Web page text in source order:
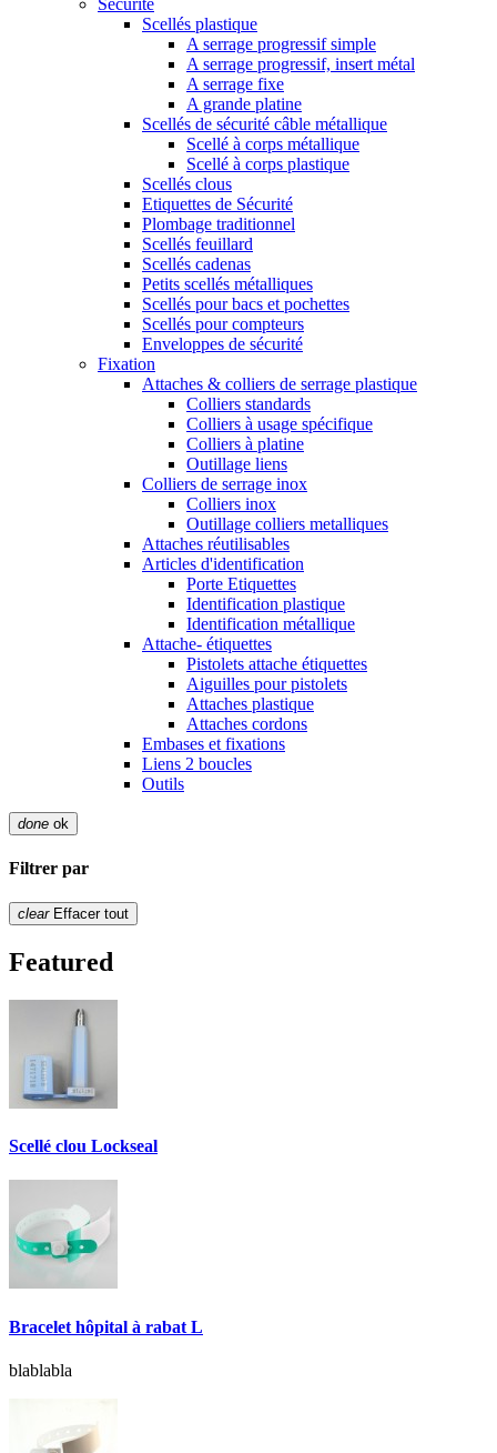
Scellés plastique
A serrage progressif simple
A serrage progressif, insert métal
A serrage fixe
A grande platine
Scellés de sécurité câble métallique
Scellé à corps métallique
Scellé à corps plastique
Scellés clous
Etiquettes de Sécurité
Plombage traditionnel
Scellés feuillard
Scellés cadenas
Petits scellés métalliques
Scellés pour bacs et pochettes
Scellés pour compteurs
Enveloppes de sécurité
Fixation
Attaches & colliers de serrage plastique
Colliers standards
Colliers à usage spécifique
Colliers à platine
Outillage liens
Colliers de serrage inox
Colliers inox
Outillage colliers metalliques
Attaches réutilisables
Articles d'identification
Porte Etiquettes
Identification plastique
Identification métallique
Attache- étiquettes
Pistolets attache étiquettes
Aiguilles pour pistolets
Attaches plastique
Attaches cordons
Embases et fixations
Liens 2 boucles
Outils
done ok
Filtrer par
clear Effacer tout
Featured
Scellé clou Lockseal
Bracelet hôpital à rabat L
blablabla